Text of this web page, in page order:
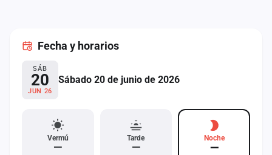
Fecha y horarios
SÁB
20
JUN 26
Sábado 20 de junio de 2026
Vermú
—
Tarde
—
Noche
—
Administración
Contacto